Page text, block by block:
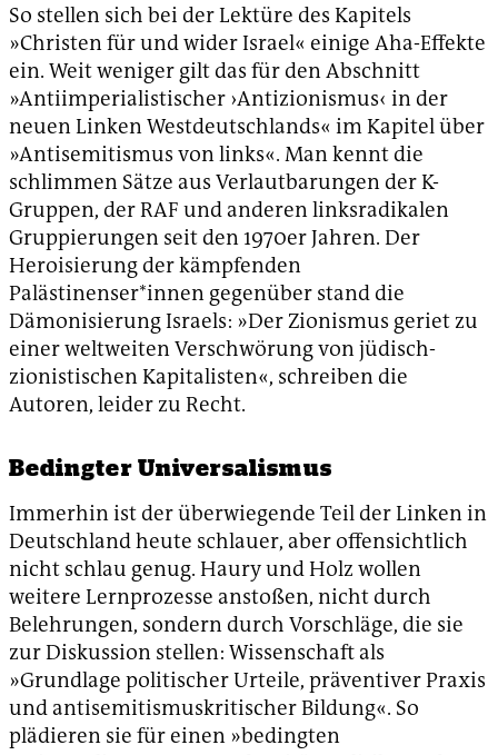
So stellen sich bei der Lektüre des Kapitels
»Christen für und wider Israel« einige Aha-Effekte
ein. Weit weniger gilt das für den Abschnitt
»Antiimperialistischer ›Antizionismus‹ in der
neuen Linken Westdeutschlands« im Kapitel über
»Antisemitismus von links«. Man kennt die
schlimmen Sätze aus Verlautbarungen der K-
Gruppen, der RAF und anderen linksradikalen
Gruppierungen seit den 1970er Jahren. Der
Heroisierung der kämpfenden
Palästinenser*innen gegenüber stand die
Dämonisierung Israels: »Der Zionismus geriet zu
einer weltweiten Verschwörung von jüdisch-
zionistischen Kapitalisten«, schreiben die
Autoren, leider zu Recht.
Bedingter Universalismus
Immerhin ist der überwiegende Teil der Linken in
Deutschland heute schlauer, aber offensichtlich
nicht schlau genug. Haury und Holz wollen
weitere Lernprozesse anstoßen, nicht durch
Belehrungen, sondern durch Vorschläge, die sie
zur Diskussion stellen: Wissenschaft als
»Grundlage politischer Urteile, präventiver Praxis
und antisemitismuskritischer Bildung«. So
plädieren sie für einen »bedingten